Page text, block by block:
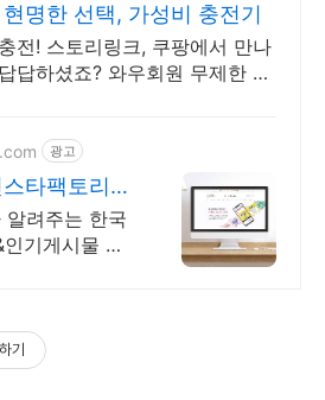
명한 선택, 가성비 충전기
전! 스토리링크, 쿠팡에서 만나
답하셨죠? 와우회원 무제한 무
광고
타팩토리
알려주는
알려주는 한국
기게시물 노
기